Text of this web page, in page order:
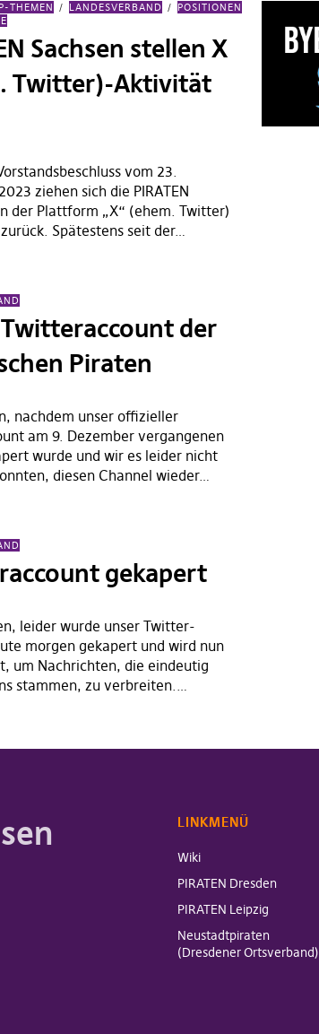
THEMEN LANDESVERBAND
POSITIONEN
Sachsen stellen X
Twitter)-Aktivität
vom 23.
ziehen sich die PIRATEN
der Plattform „X“ (ehem. Twitter)
Spätestens seit der…
der
Piraten
nachdem unser offizieller
am 9. Dezember vergangenen
wurde und wir es leider nicht
diesen Channel wieder…
gekapert
leider wurde unser Twitter-
morgen gekapert und wird nun
um Nachrichten, die eindeutig
stammen, zu verbreiten.…
LINKMENÜ
Wiki
PIRATEN Dresden
PIRATEN Leipzig
Neustadtpiraten
(Dresdener Ortsverband)